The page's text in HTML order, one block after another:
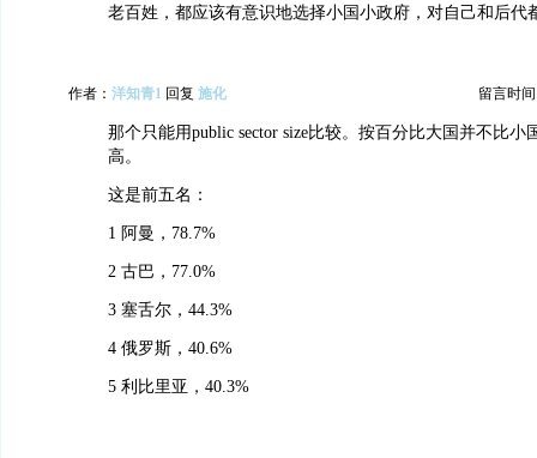
老百姓，都应该有意识地选择小国小政府，对自己和后代
作者： 洋知青1 回复 施化 留言时间
那个只能用public sector size比较。按百分比大国并不比小
高。
这是前五名：
1 阿曼，78.7%
2 古巴，77.0%
3 塞舌尔，44.3%
4 俄罗斯，40.6%
5 利比里亚，40.3%